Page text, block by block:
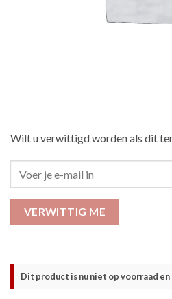
Wilt u verwittigd worden als dit
VERWITTIG ME
Dit product is nu niet op voorraad